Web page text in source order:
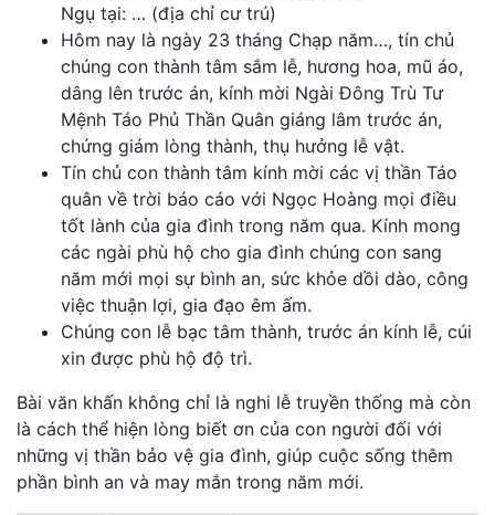
Ngụ tại: … (địa chỉ cư trú)
Hôm nay là ngày 23 tháng Chạp năm…, tín chủ
chúng con thành tâm sắm lễ, hương hoa, mũ áo,
dâng lên trước án, kính mời Ngài Đông Trù Tư
Mệnh Táo Phủ Thần Quân giáng lâm trước án,
chứng giám lòng thành, thụ hưởng lễ vật.
Tín chủ con thành tâm kính mời các vị thần Táo
quân về trời báo cáo với Ngọc Hoàng mọi điều
tốt lành của gia đình trong năm qua. Kính mong
các ngài phù hộ cho gia đình chúng con sang
năm mới mọi sự bình an, sức khỏe dồi dào, công
việc thuận lợi, gia đạo êm ấm.
Chúng con lễ bạc tâm thành, trước án kính lễ, cúi
xin được phù hộ độ trì.
Bài văn khấn không chỉ là nghi lễ truyền thống mà còn
là cách thể hiện lòng biết ơn của con người đối với
những vị thần bảo vệ gia đình, giúp cuộc sống thêm
phần bình an và may mắn trong năm mới.